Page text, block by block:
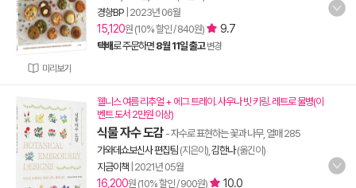
미리보기
경향BP 2023년 06월
15,120원 (10% 할인 / 840원) 9.7
택배로 주문하면 8월 11일 출고 변경
웰니스 여름 리추얼 + 에그 트레이. 사우나 빗 키링. 레트로 물병(이
벤트 도서 2만원 이상)
식물 자수 도감 - 자수로 표현하는 꽃과 나무, 열매 285
가와데쇼보신사 편집팀 (지은이), 김한나(옮긴이)
지금이책 2021년 05월
16,200원 (10% 할인 / 900원) 10.0